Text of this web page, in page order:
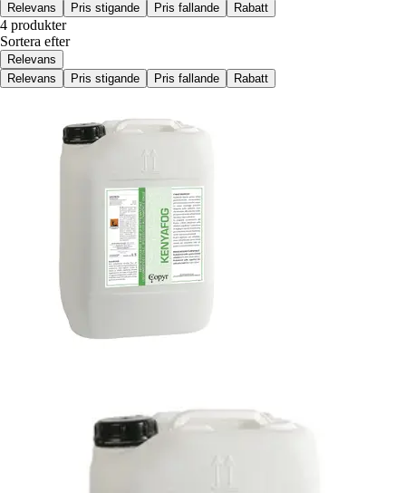
Relevans
Pris stigande Pris fallande Rabatt
4 produkter
Sortera efter
Relevans
Relevans
Pris stigande Pris fallande Rabatt